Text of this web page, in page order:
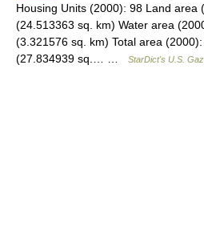
Housing Units (2000): 98 Land area
(24.513363 sq. km) Water area
(3.321576 sq. km) Total area
(27.834939 sq.… …
StarDict's U.S.